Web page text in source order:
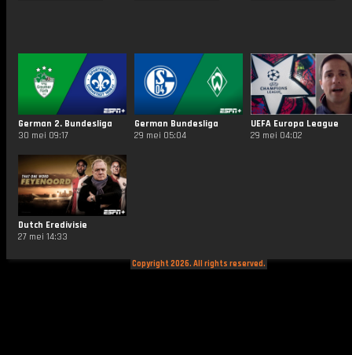
German 2. Bundesliga
30 mei 09:17
German Bundesliga
29 mei 05:04
UEFA Europa League
29 mei 04:02
Dutch Eredivisie
27 mei 14:33
Copyright 2026. All rights reserved.